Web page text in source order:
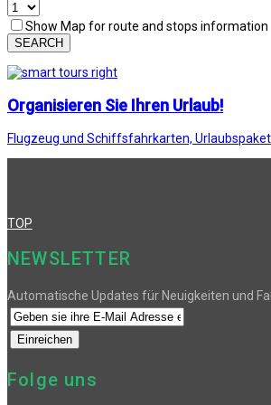
Show Map for route and stops information
SEARCH
Organisieren Sie Ihren Urlaub!
Flugzeug und Schiffsfahrkarten,
TOP
NEWSLETTER
Automatische Updates für Neuigkeiten und
Folge uns